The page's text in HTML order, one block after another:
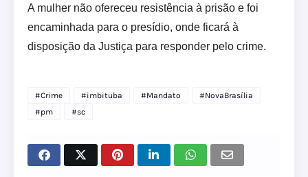
A mulher não ofereceu resistência à prisão e foi
encaminhada para o presídio, onde ficará à
disposição da Justiça para responder pelo crime.
#Crime #imbituba #Mandato
#NovaBrasília
#pm
#sc